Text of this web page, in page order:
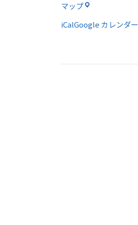
イ
ー
マップル
ン
iCalGoogle カレンダー